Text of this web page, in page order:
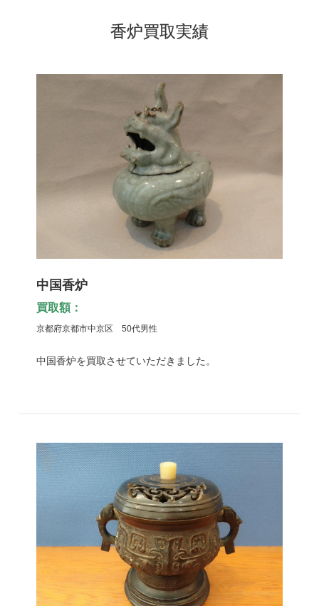
香炉買取実績
中国香炉
買取額：
京都府京都市中京区 50代男性
中国香炉を買取させていただきました。